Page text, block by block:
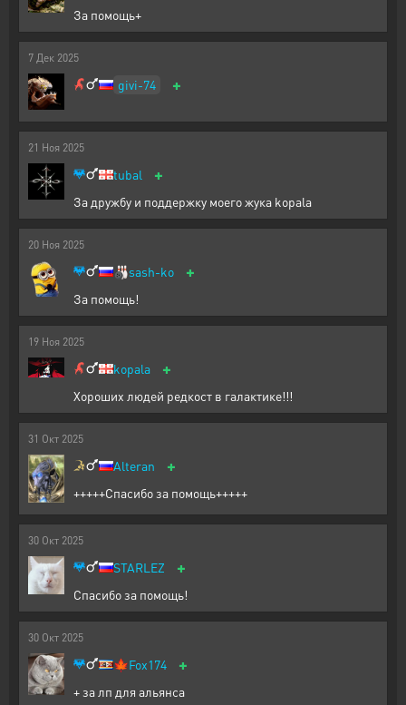
За помощь+
7 Дек 2025
givi-74 +
21 Ноя 2025
tubal +
За дружбу и поддержку моего жука kopala
20 Ноя 2025
🎳sash-ko +
За помощь!
19 Ноя 2025
kopala +
Хороших людей редкост в галактике!!!
31 Окт 2025
Alteran +
+++++Спасибо за помощь+++++
30 Окт 2025
STARLEZ +
Спасибо за помощь!
30 Окт 2025
🍁Fox174 +
+ за лп для альянса